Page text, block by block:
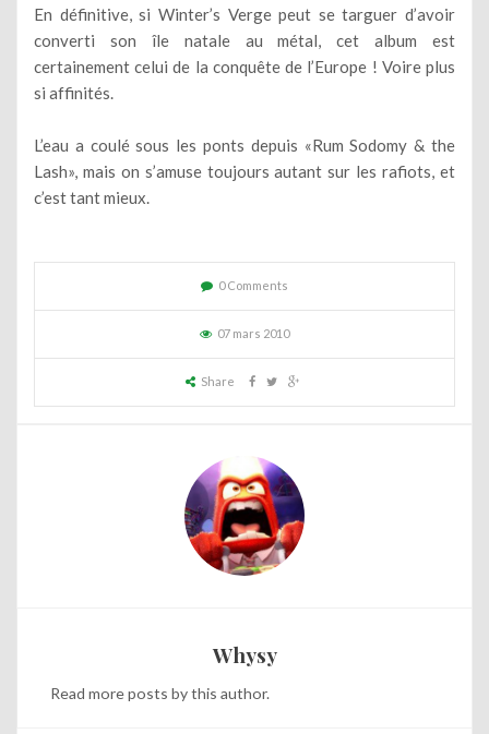
En définitive, si Winter’s Verge peut se targuer d’avoir
converti son île natale au métal, cet album est
certainement celui de la conquête de l’Europe ! Voire plus
si affinités.
L’eau a coulé sous les ponts depuis «Rum Sodomy & the
Lash», mais on s’amuse toujours autant sur les rafiots, et
c’est tant mieux.
0 Comments
07 mars 2010
Share
Whysy
Read more posts by this author.